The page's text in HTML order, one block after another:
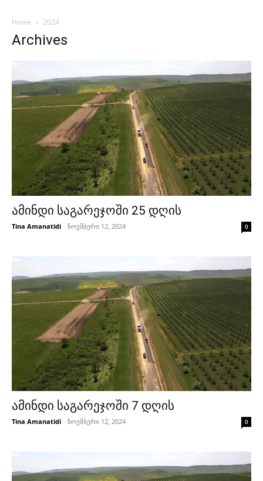
Home 2024
Archives
ამინდი საგარეჯოში 25 დღის
Tina Amanatidi - ნოემბერი 12, 2024 0
ამინდი საგარეჯოში 7 დღის
Tina Amanatidi - ნოემბერი 12, 2024 0